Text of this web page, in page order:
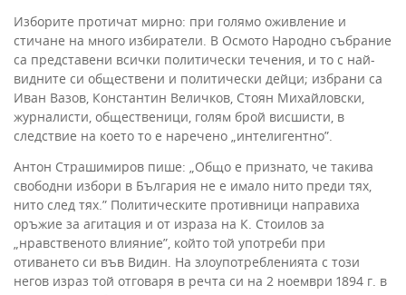
Изборите протичат мирно: при голямо оживление и
стичане на много избиратели. В Осмото Народно събрание
са представени всички политически течения, и то с най-
видните си обществени и политически дейци; избрани са
Иван Вазов, Константин Величков, Стоян Михайловски,
журналисти, общественици, голям брой висшисти, в
следствие на което то е наречено „интелигентно”.
Антон Страшимиров пише: „Общо е признато, че такива
свободни избори в България не е имало нито преди тях,
нито след тях.” Политическите противници направиха
оръжие за агитация и от израза на К. Стоилов за
„нравственото влияние”, който той употреби при
отиването си във Видин. На злоупотребленията с този
негов израз той отговаря в речта си на 2 ноември 1894 г. в